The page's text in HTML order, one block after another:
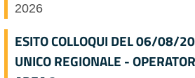
2026
ESITO COLLOQUI DEL 06/08/
UNICO REGIONALE -